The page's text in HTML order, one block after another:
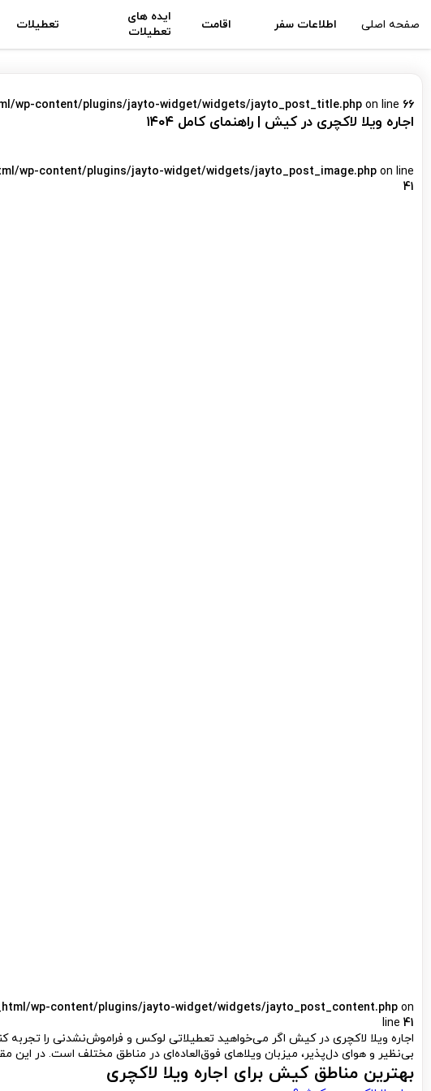
صفحه اصلی اطلاعات سفر اقامت
ایده های
تعطیلات
تعطیلات
wp-content/plugins/jayto-widget/widgets/jayto_post_title.php on line 66
اجاره ویلا لاکچری در کیش | راهنمای کامل ۱۴۰۴
wp-content/plugins/jayto-widget/widgets/jayto_post_image.php on line
41
wp-content/plugins/jayto-widget/widgets/jayto_post_content.php on
line 41
اجاره ویلا لاکچری در کیش اگر می‌خواهید تعطیلاتی لوکس و فراموش‌نشدنی را تجربه
بی‌نظیر و هوای دل‌پذیر، میزبان ویلاهای فوق‌العاده‌ای در مناطق مختلف است. در این
بهترین مناطق کیش برای اجاره ویلا لاکچری